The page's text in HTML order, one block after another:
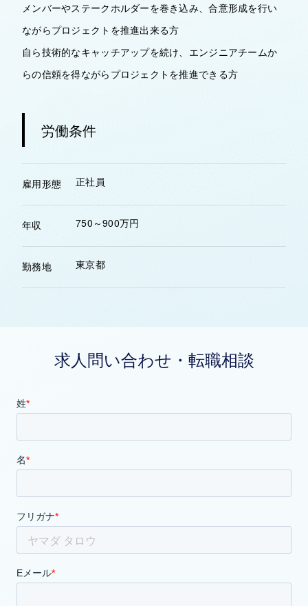
メンバーやステークホルダーを巻き込み、合意形成を行い
ながらプロジェクトを推進出来る方
自ら技術的なキャッチアップを続け、エンジニアチームか
らの信頼を得ながらプロジェクトを推進できる方
労働条件
雇用形態 正社員
年収 750～900万円
勤務地 東京都
求人問い合わせ・転職相談